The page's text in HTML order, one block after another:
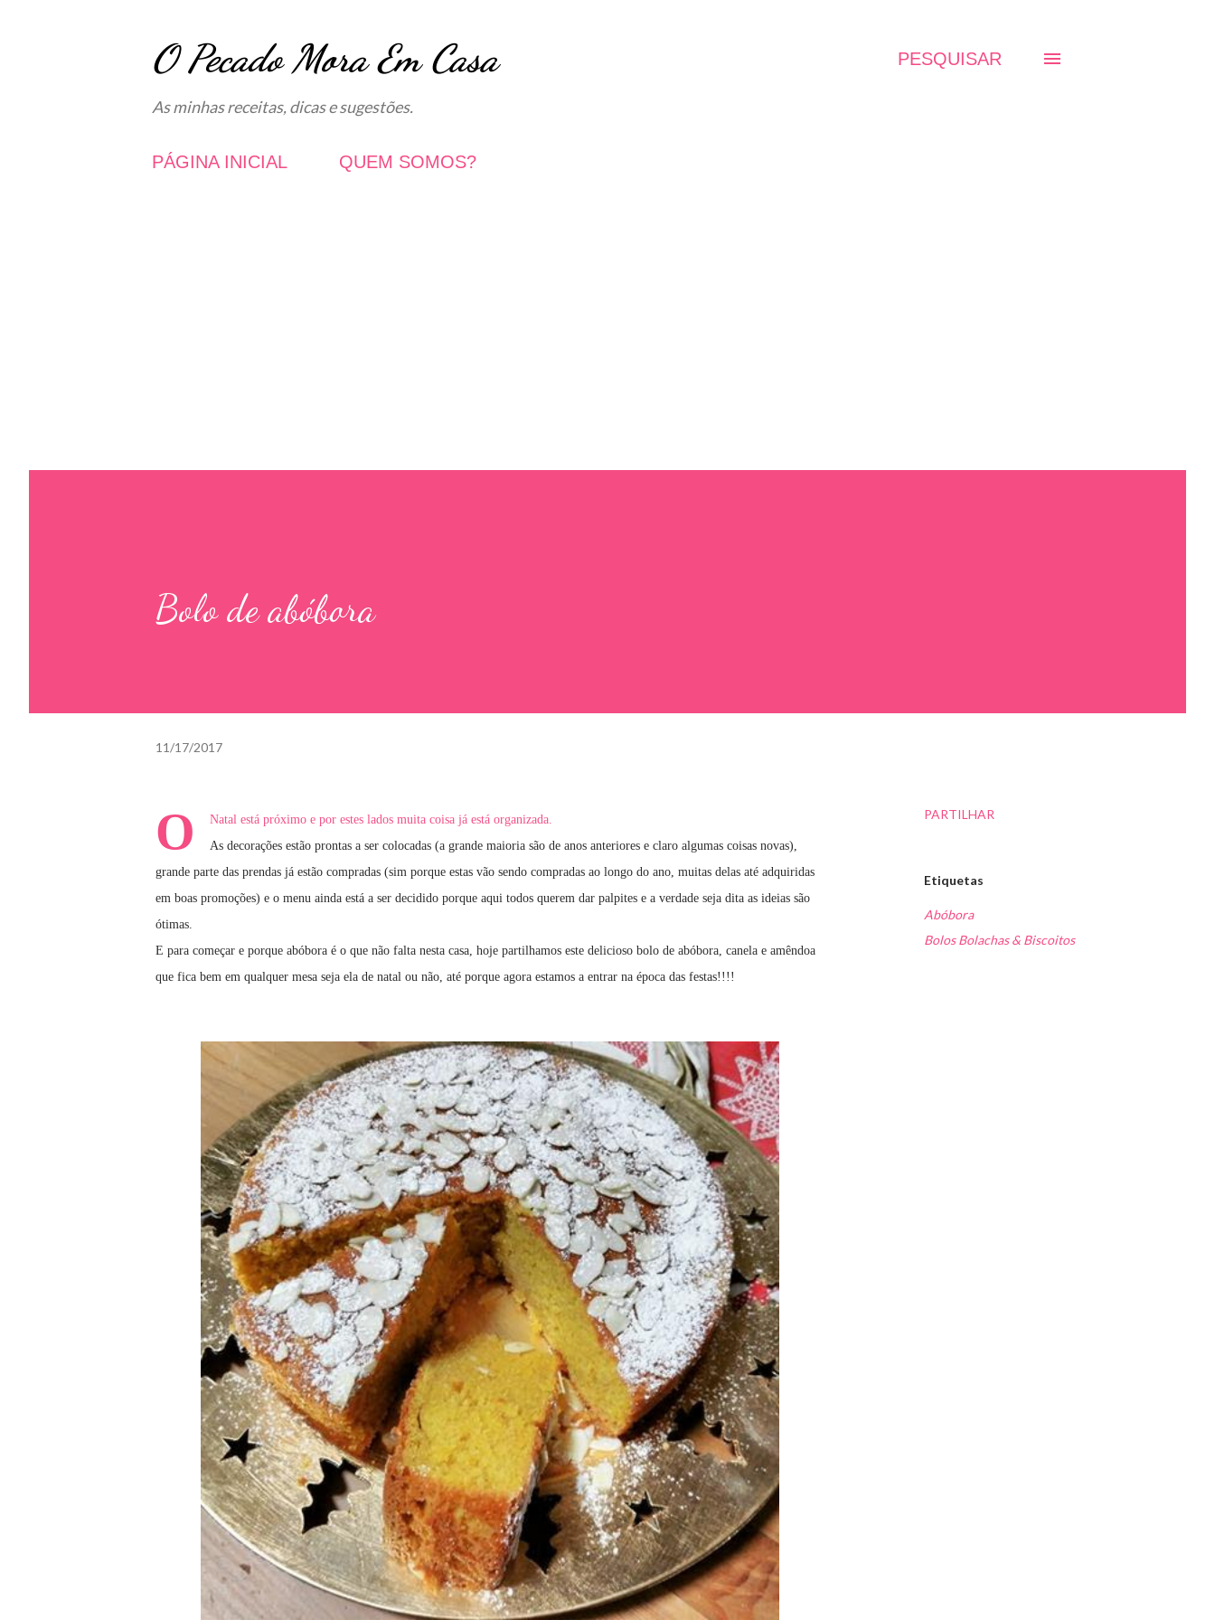
O Pecado Mora Em Casa
As minhas receitas, dicas e sugestões.
PESQUISAR
PÁGINA INICIAL QUEM SOMOS?
Bolo de abóbora
11/17/2017
O
Natal está próximo e por estes lados muita coisa já está organizada.
As decorações estão prontas a ser colocadas (a grande maioria são de anos anteriores e claro algumas coisas novas),
grande parte das prendas já estão compradas (sim porque estas vão sendo compradas ao longo do ano, muitas delas até adquiridas
em boas promoções) e o menu ainda está a ser decidido porque aqui todos querem dar palpites e a verdade seja dita as ideias são
ótimas.
E para começar e porque abóbora é o que não falta nesta casa, hoje partilhamos este delicioso bolo de abóbora, canela e amêndoa
que fica bem em qualquer mesa seja ela de natal ou não, até porque agora estamos a entrar na época das festas!!!!
PARTILHAR
Etiquetas
Abóbora
Bolos Bolachas & Biscoitos